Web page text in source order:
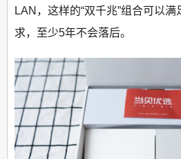
LAN，这样的“双千兆”组合可以
求，至少5年不会落后。